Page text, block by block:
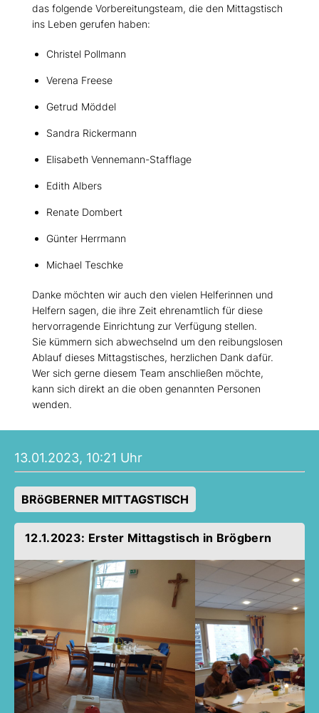
das folgende Vorbereitungsteam, die den Mittagstisch
ins Leben gerufen haben:
Christel Pollmann
Verena Freese
Getrud Möddel
Sandra Rickermann
Elisabeth Vennemann-Stafflage
Edith Albers
Renate Dombert
Günter Herrmann
Michael Teschke
Danke möchten wir auch den vielen Helferinnen und
Helfern sagen, die ihre Zeit ehrenamtlich für diese
hervorragende Einrichtung zur Verfügung stellen.
Sie kümmern sich abwechselnd um den reibungslosen
Ablauf dieses Mittagstisches, herzlichen Dank dafür.
Wer sich gerne diesem Team anschließen möchte,
kann sich direkt an die oben genannten Personen
wenden.
13.01.2023, 10:21 Uhr
BRöGBERNER MITTAGSTISCH
12.1.2023: Erster Mittagstisch in Brögbern